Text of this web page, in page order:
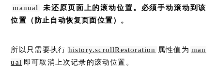
manual
未还原页面上的滚动位置。必须手动滚动到该
位置（防止自动恢复页面位置）。
所以只需要执行 history.scrollRestoration 属性值为 man
ual 即可取消上次记录的滚动位置。